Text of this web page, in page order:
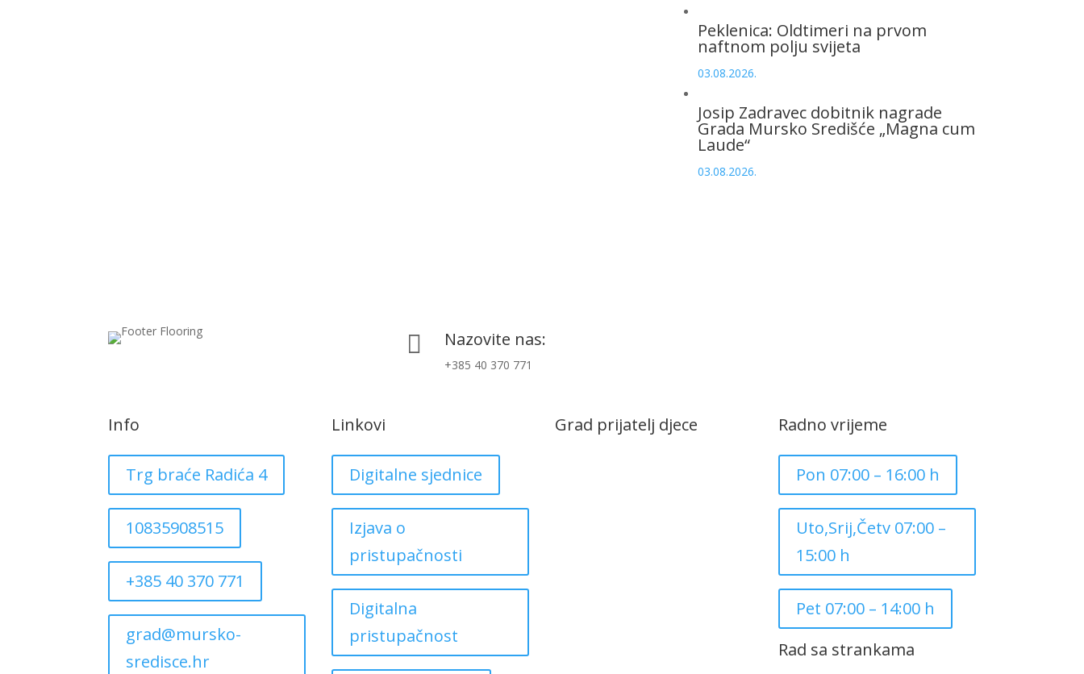
Peklenica: Oldtimeri na prvom
naftnom polju svijeta
03.08.2026.
Josip Zadravec dobitnik nagrade
Grada Mursko Središće „Magna cum
Laude“
03.08.2026.
 Nazovite nas:
+385 40 370 771
Info
Trg braće Radića 4
10835908515
+385 40 370 771
grad@mursko-
sredisce.hr
Linkovi
Digitalne sjednice
Izjava o
pristupačnosti
Digitalna
pristupačnost
Grad prijatelj djece Radno vrijeme
Pon 07:00 – 16:00 h
Uto,Srij,Četv 07:00 –
15:00 h
Pet 07:00 – 14:00 h
Rad sa strankama